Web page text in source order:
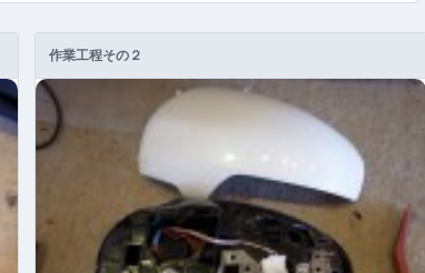
作業工程その２